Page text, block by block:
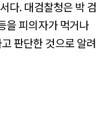
다. 대검찰청은 박 검
을 피의자가 먹거나
판단한 것으로 알려